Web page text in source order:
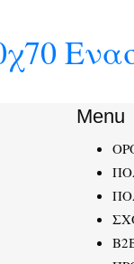
Menu